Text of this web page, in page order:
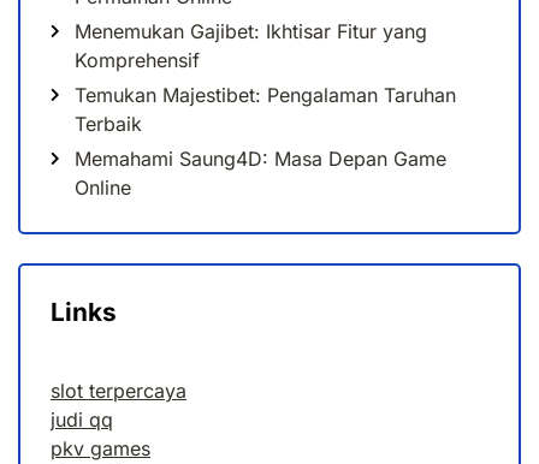
Menemukan Gajibet: Ikhtisar Fitur yang
Komprehensif
Temukan Majestibet: Pengalaman Taruhan
Terbaik
Memahami Saung4D: Masa Depan Game
Online
Links
slot terpercaya
judi qq
pkv games